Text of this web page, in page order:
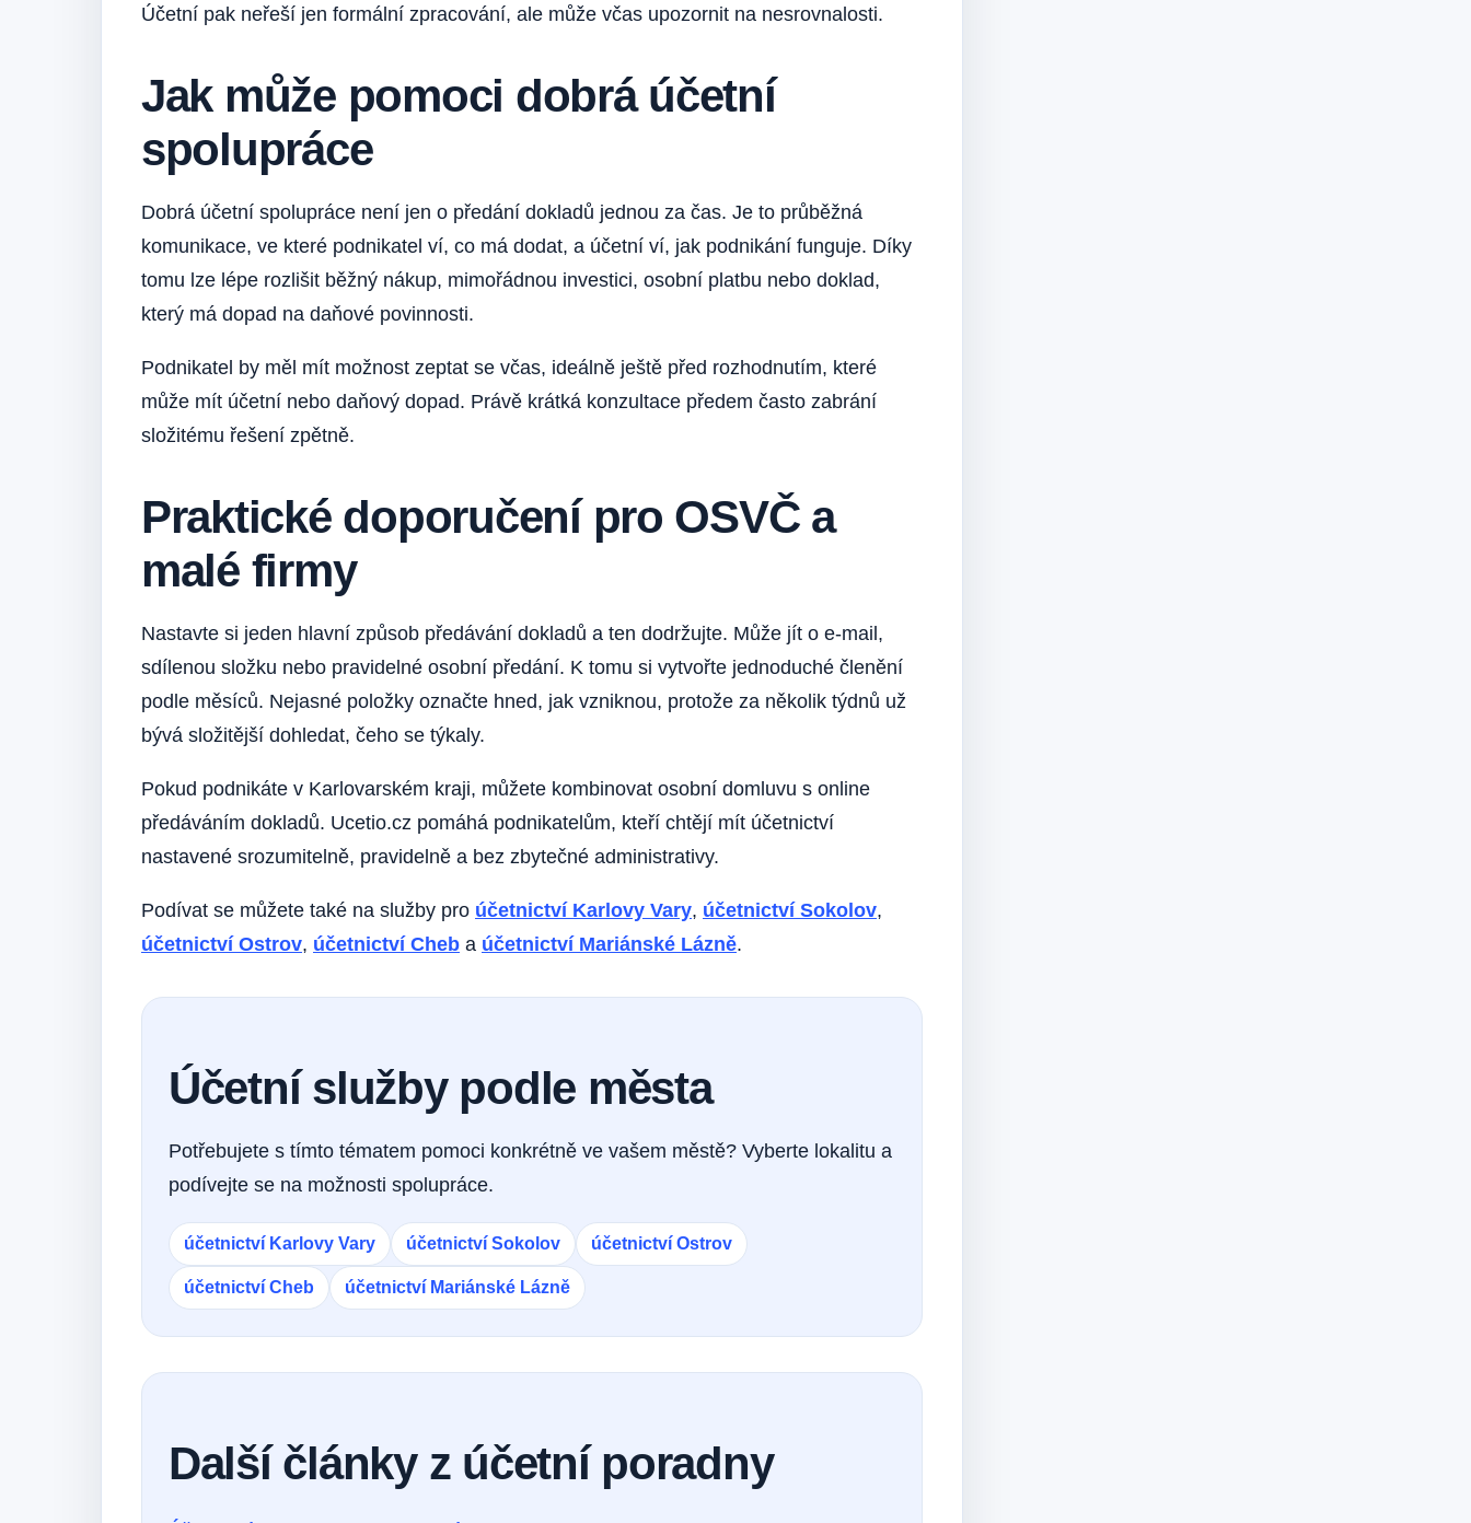
Účetní pak neřeší jen formální zpracování, ale může včas upozornit na nesrovnalosti.
Jak může pomoci dobrá účetní
spolupráce
Dobrá účetní spolupráce není jen o předání dokladů jednou za čas. Je to průběžná
komunikace, ve které podnikatel ví, co má dodat, a účetní ví, jak podnikání funguje. Díky
tomu lze lépe rozlišit běžný nákup, mimořádnou investici, osobní platbu nebo doklad,
který má dopad na daňové povinnosti.
Podnikatel by měl mít možnost zeptat se včas, ideálně ještě před rozhodnutím, které
může mít účetní nebo daňový dopad. Právě krátká konzultace předem často zabrání
složitému řešení zpětně.
Praktické doporučení pro OSVČ a
malé firmy
Nastavte si jeden hlavní způsob předávání dokladů a ten dodržujte. Může jít o e-mail,
sdílenou složku nebo pravidelné osobní předání. K tomu si vytvořte jednoduché členění
podle měsíců. Nejasné položky označte hned, jak vzniknou, protože za několik týdnů už
bývá složitější dohledat, čeho se týkaly.
Pokud podnikáte v Karlovarském kraji, můžete kombinovat osobní domluvu s online
předáváním dokladů. Ucetio.cz pomáhá podnikatelům, kteří chtějí mít účetnictví
nastavené srozumitelně, pravidelně a bez zbytečné administrativy.
Podívat se můžete také na služby pro účetnictví Karlovy Vary, účetnictví Sokolov,
účetnictví Ostrov, účetnictví Cheb a účetnictví Mariánské Lázně.
Účetní služby podle města
Potřebujete s tímto tématem pomoci konkrétně ve vašem městě? Vyberte lokalitu a
podívejte se na možnosti spolupráce.
účetnictví Karlovy Vary účetnictví Sokolov účetnictví Ostrov
účetnictví Cheb účetnictví Mariánské Lázně
Další články z účetní poradny